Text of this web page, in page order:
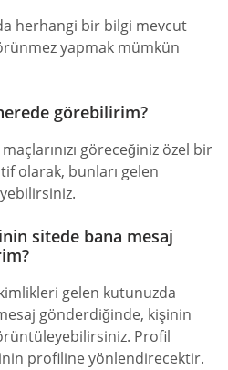
herhangi bir bilgi mevcut
yapmak mümkün
görebilirim?
göreceğiniz özel bir
olarak, bunları gelen
sitede bana mesaj
gelen kutunuzda
gönderdiğinde, kişinin
Profil
profiline yönlendirecektir.